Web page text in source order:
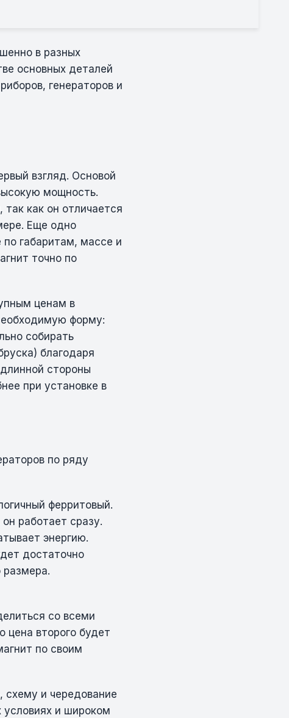
в разных
основных деталей
генераторов и
взгляд. Основой
мощность.
как он отличается
Еще одно
габаритам, массе и
точно по
ценам в
форму:
собирать
благодаря
стороны
при установке в
по ряду
ферритовый.
работает сразу.
энергию.
достаточно
размера.
со всеми
цена второго будет
по своим
схему и чередование
условиях и широком